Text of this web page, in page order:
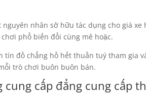
nhân sở hữu tác dụng cho giá
phổ biến đổi cùng mê hoặc.
tín đồ chẳng hồ hết thuần tuý tham gia
trò chơi buôn buôn bán.
cung cấp đẳng cung cấp